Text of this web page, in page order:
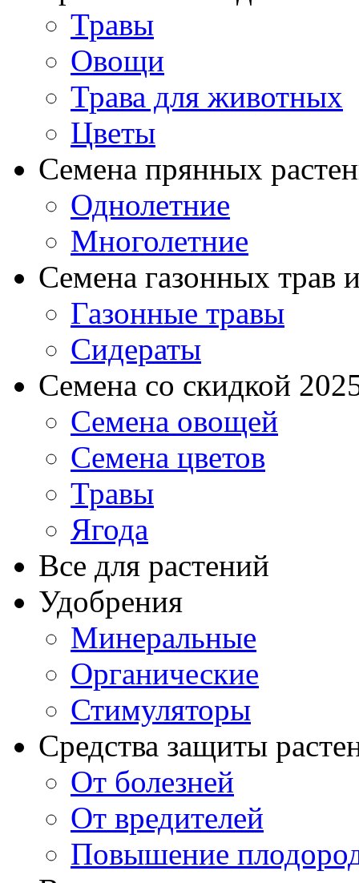
Травы
Овощи
Трава для животных
Цветы
Семена прянных
Однолетние
Многолетние
Семена газонных трав
Газонные травы
Сидераты
Семена со скидкой
Семена овощей
Семена цветов
Травы
Ягода
Все для растений
Удобрения
Минеральные
Органические
Стимуляторы
Средства защиты
От болезней
От вредителей
Повышение